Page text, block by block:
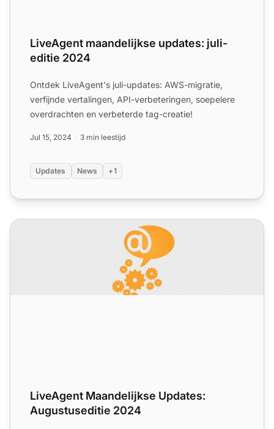
LiveAgent maandelijkse updates: juli-
editie 2024
Ontdek LiveAgent's juli-updates: AWS-migratie,
verfijnde vertalingen, API-verbeteringen, soepelere
overdrachten en verbeterde tag-creatie!
Jul 15, 2024 3 min leestijd
Updates News +1
LiveAgent Maandelijkse Updates: Augustuseditie 2024
LiveAgent Maandelijkse Updates:
Augustuseditie 2024